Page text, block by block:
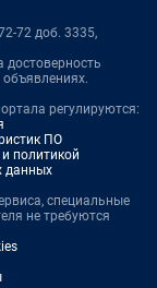
72 доб. 3335,
достоверность
регулируются:
ПО
политикой
данных
специальные
не требуются